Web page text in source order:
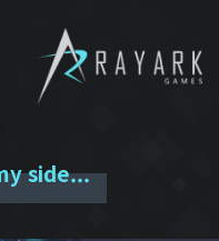
side...